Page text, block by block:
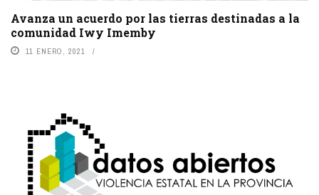
Avanza un acuerdo por las tierras destinadas a la
comunidad Iwy Imemby
11 ENERO, 2021